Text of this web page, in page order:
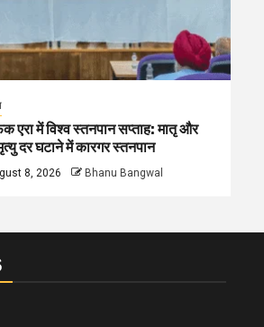
एरा में विश्व स्तनपान सप्ताह: मातृ और
दर घटाने में कारगर स्तनपान
8, 2026 Bhanu Bangwal